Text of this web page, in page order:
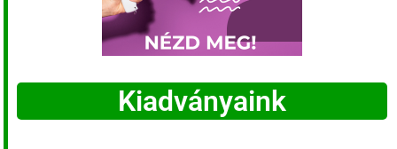
Kiadványaink